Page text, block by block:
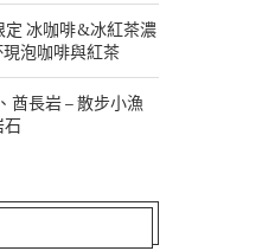
定 冰咖啡&冰紅茶濃
泡咖啡與紅茶
酋長岩 – 散步小漁